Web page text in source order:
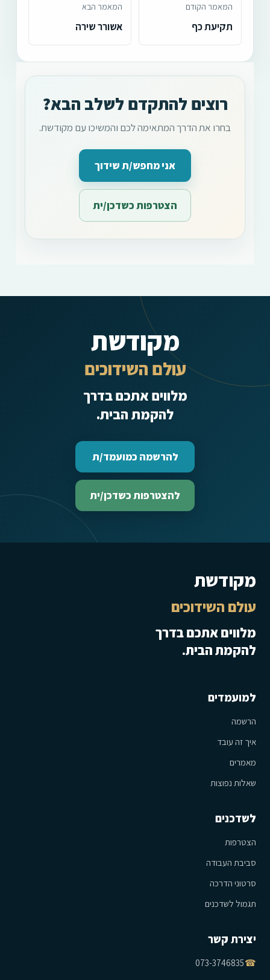
המאמר הקודם
תקיעת כף
המאמר הבא
אשורר שירה
רוצים להתקדם לשלב הבא?
בחרו את הדרך המתאימה לכם והמשיכו עם מקודשת.
אני מחפש/ת שידוך
הצטרפות כשדכן/ית
מקודשת
עולם השידוכים
מלווים אתכם בדרך
להקמת הבית.
להרשמה כמועמד/ת
להצטרפות כשדכן/ית
מקודשת
עולם השידוכים
מלווים אתכם בדרך
להקמת הבית.
למועמדים
הרשמה
איך זה עובד
מאמרים
שאלות נפוצות
לשדכנים
הצטרפות
סביבת העבודה
סרטוני הדרכה
תגמול לשדכנים
יצירת קשר
☎
073-3746835